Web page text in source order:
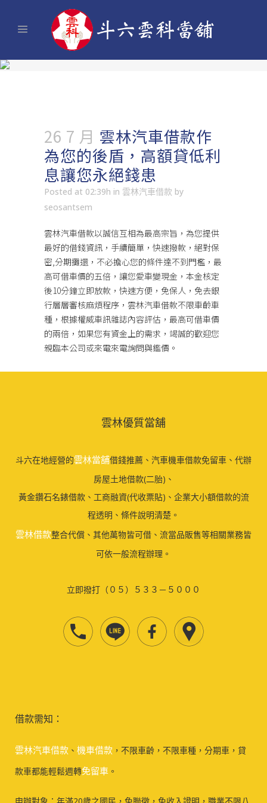
26 7 月 雲林汽車借款作
為您的後盾，高額貸低利
息讓您永絕錢患
Posted at 02:39h in 雲林汽車借款 by
seosantsem
雲林汽車借款以誠信互相為最高宗旨，為您提供
最好的借錢資訊，手續簡單，快速撥款，絕對保
密,分期攤還，不必擔心您的條件達不到門檻，最
高可借車價的五倍，讓您愛車變現金，本金核定
後10分鐘立即放款，快速方便，免保人，免去銀
行層層審核麻煩程序，雲林汽車借款不限車齡車
種，根據權威車訊雜誌內容評估，最高可借車價
的兩倍，如果您有資金上的需求，竭誠的歡迎您
親臨本公司或來電來電詢問與鑑價。
雲林優質當舖
斗六在地經營的雲林當舖借錢推薦、汽車機車借款免留車、代辦
房屋土地借款(二胎)、
黃金鑽石名錶借款、工商融資(代收票貼)、企業大小額借款的流
程透明、條件說明清楚。
雲林借款整合代償、其他萬物皆可借、流當品販售等相關業務皆
可依一般流程辦理。
立即撥打（０５）５３３－５０００
借款需知：
雲林汽車借款 、 機車借款 ，不限車齡，不限車種，分期車，貸
款車都能輕鬆週轉免留車 。